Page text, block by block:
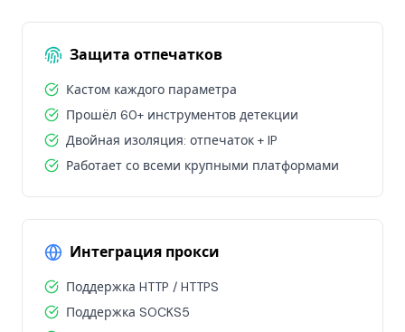
Защита отпечатков
Кастом каждого параметра
Прошёл 60+ инструментов детекции
Двойная изоляция: отпечаток + IP
Работает со всеми крупными платформами
Интеграция прокси
Поддержка HTTP / HTTPS
Поддержка SOCKS5